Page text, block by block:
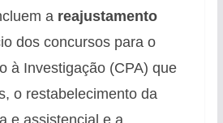
a reajustamento
dos concursos para o
à Investigação (CPA) que
o restabelecimento da
e assistencial e a